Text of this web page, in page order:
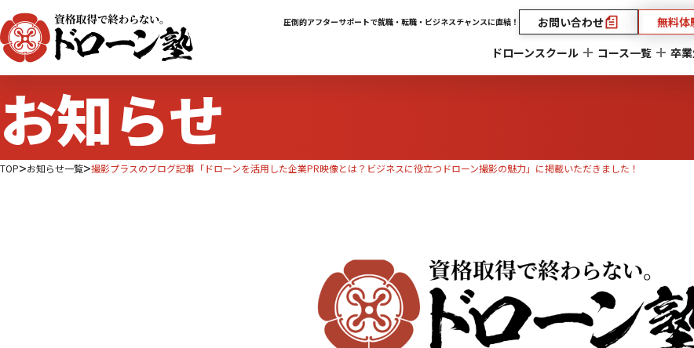
圧倒的アフターサポートで就職・転職・ビジネスチャンスに直結！ お問い合わせ 無料体
ドローンスクール
コース一覧 卒
お知らせ
TOP お知らせ一覧 撮影プラスのブログ記事「ドローンを活用した企業PR映像とは？ビジネスに役立つドローン撮影の魅力」に掲載いただきました！